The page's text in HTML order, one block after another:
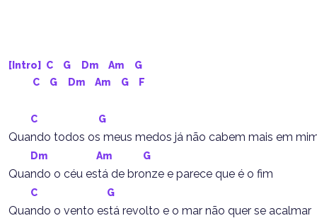
[Intro] C G Dm Am
G
C
G Dm Am G F
C G
Quando todos os meus medos já não cabem mais em
Dm Am G
Quando o céu está de bronze e parece que é o fim
C G
Quando o vento está revolto e o mar não quer se acalmar